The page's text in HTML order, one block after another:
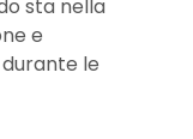
sta nella
e
le